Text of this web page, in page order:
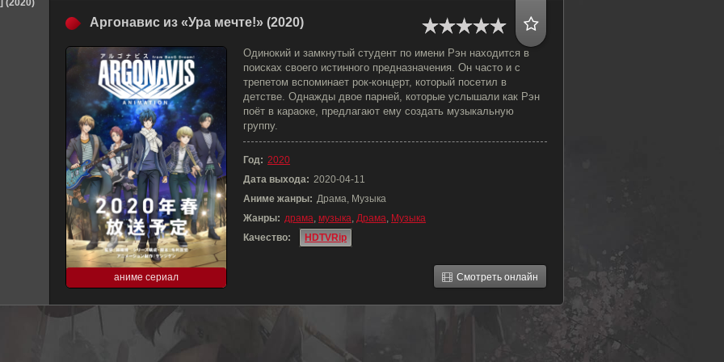
Аргонавис из «Ура мечте!» (2020)
аниме сериал
Одинокий и замкнутый студент по имени Рэн находится в
поисках своего истинного предназначения. Он часто и с
трепетом вспоминает рок-концерт, который посетил в
детстве. Однажды двое парней, которые услышали как Рэн
поёт в караоке, предлагают ему создать музыкальную
группу.
Год: 2020
Дата выхода: 2020-04-11
Аниме жанры: Драма, Музыка
Жанры: драма, музыка, Драма, Музыка
Качество:
HDTVRip
Смотреть онлайн